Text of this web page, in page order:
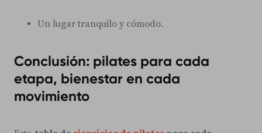
Un lugar tranquilo y cómodo.
Conclusión: pilates para cada
etapa, bienestar en cada
movimiento